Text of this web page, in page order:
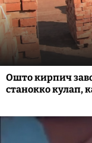
Ошто кирпич
станокко кулап,